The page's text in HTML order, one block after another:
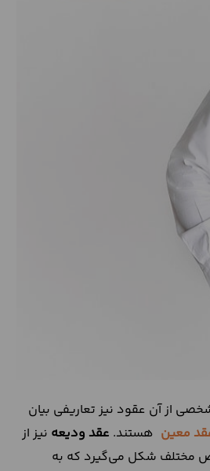
از آن‌ عقود نیز تعاریفی بیان
معین هستند. عقد ودیعه نیز از
مختلف شکل می‌گیرد که به